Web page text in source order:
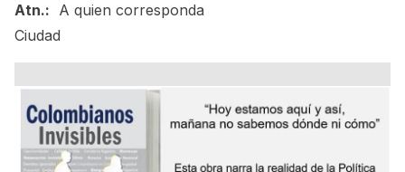
Atn.: A quien corresponda
Ciudad